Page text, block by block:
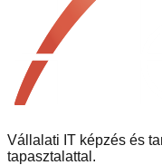
Vállalati IT képzés és
tapasztalattal.